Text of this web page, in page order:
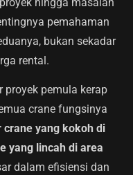
pemahaman
bukan sekadar
rental.
proyek pemula kerap
crane fungsinya
crane yang kokoh di
yang lincah di area
dalam efisiensi dan